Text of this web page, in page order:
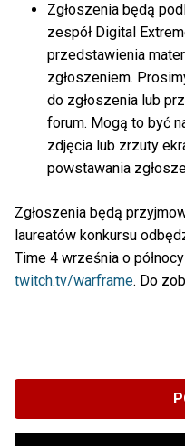
Zgłoszenia będą
zespół Digital
przedstawienia
zgłoszeniem.
do zgłoszenia lub
forum. Mogą to być
zdjęcia lub zrzuty
powstawania
Zgłoszenia będą
laureatów konkursu
Time 4 września o
twitch.tv/warframe. Do